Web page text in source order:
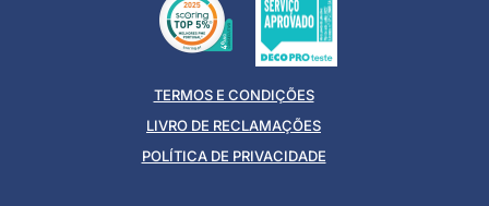
TERMOS E CONDIÇÕES
LIVRO DE RECLAMAÇÕES
POLÍTICA DE PRIVACIDADE